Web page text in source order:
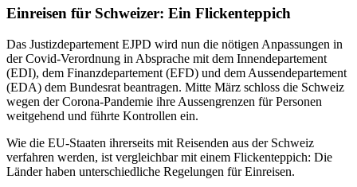
Einreisen für Schweizer: Ein Flickenteppich
Das Justizdepartement EJPD wird nun die nötigen Anpassungen in
der Covid-Verordnung in Absprache mit dem Innendepartement
(EDI), dem Finanzdepartement (EFD) und dem Aussendepartement
(EDA) dem Bundesrat beantragen. Mitte März schloss die Schweiz
wegen der Corona-Pandemie ihre Aussengrenzen für Personen
weitgehend und führte Kontrollen ein.
Wie die EU-Staaten ihrerseits mit Reisenden aus der Schweiz
verfahren werden, ist vergleichbar mit einem Flickenteppich: Die
Länder haben unterschiedliche Regelungen für Einreisen.